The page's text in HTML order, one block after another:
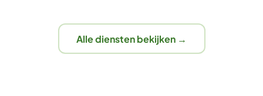
Alle diensten bekijken →